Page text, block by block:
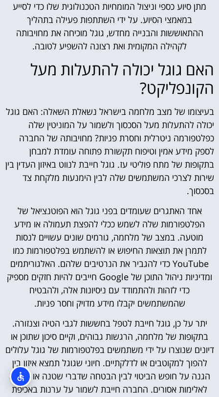
מתן סיוע כספי וניצול המומחיות הטכנולוגית שלו כדי לסייע
במאמצי הסיוע. על ידי השתתפות פעילה בתהליך
ההתאוששות והבנייה מחדש, גוגל מוכיחה את מחויבותה
לקהילה המקומית ואת רצונה להשפיע לטובה.
האם גוגל יכולה להתעלות מעל
הקונפליקט?
בעיצומו של מצב מלחמה בישראל נשאלת השאלה: האם גוגל
יכולה להתעלות מעל הסכסוך ולשמור על המוניטין שלה
כפלטפורמה ניטרלית וחסרת פניות? מחויבותה של החברה
לספק מידע אמין וטיפוח תקשורת פתוחה עומדת למבחן
בתקופות של מתח פוליטי עז. גוגל חייבת לנווט באיזון העדין בין
שירות לצרכי המשתמשים שלה לבין הימנעות מלקחת צד
בסכסוך.
אחד האתגרים שעומדים בפני גוגל הוא הפוטנציאל של
הפלטפורמות שלה לשמש ככלי להפצת תעמולה או מידע
מוטעה. במצב של מלחמה, גורמים שונים עשויים לנסות
לתמרן את תוצאות החיפוש או להשתמש בפלטפורמות כמו
YouTube כדי להגביר את הנרטיבים שלהם. האלגוריתמים
ומדיניות ניהול התוכן של Google חייבים להיות חזקים מספיק
כדי לזהות ולהתמודד עם ניסיונות אלה, ולהבטיח
שהמשתמשים יקבלו מידע מדויק וחסר פניות.
יתר על כן, גוגל חייבת לטפל בחששות לגבי הטיה וצנזורה.
בתקופות של מלחמה, הרגשות גבוהים, וקיים סיכון שתוכן או
דיונים שנוצרו על ידי משתמשים בפלטפורמות של גוגל עלולים
להפוך למקוטבים או לדלקתיים. חיוני שגוגל תמצא איזון בין
הגנה על חופש הביטוי לבין הבטחה שדברי שטנה או הסתה
לאלימות אסורים. החברה חייבת לשמור על ערנות באכיפת